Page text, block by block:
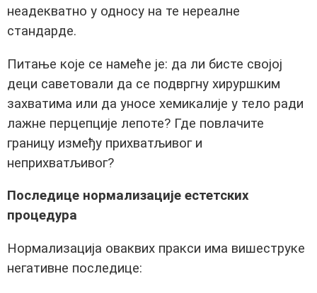
неадекватно у односу на те нереалне
стандарде.
Питање које се намеће је: да ли бисте својој
деци саветовали да се подвргну хируршким
захватима или да уносе хемикалије у тело ради
лажне перцепције лепоте? Где повлачите
границу између прихватљивог и
неприхватљивог?
Последице нормализације естетских
процедура
Нормализација оваквих пракси има вишеструке
негативне последице: